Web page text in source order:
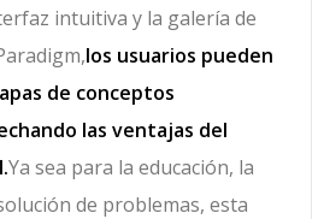
intuitiva y la galería de
los usuarios pueden
de conceptos
las ventajas del
Ya sea para la educación, la
de problemas, esta